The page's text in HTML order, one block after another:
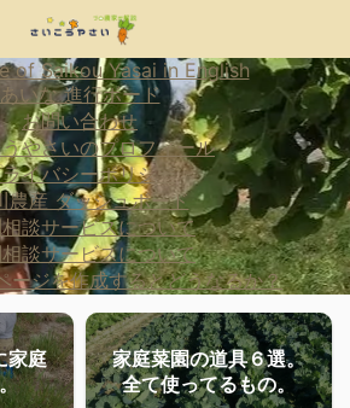
of Saikou Yasai in English
あいな 進行ボード
お問い合わせ
やさいのプロフィール
イバシーポリシー
農産 ダッシュボード
談サービスについて
談サービスについて
ージを作成するとどうなるか？
家庭
家庭菜園の道具６選。
全て使ってるもの。